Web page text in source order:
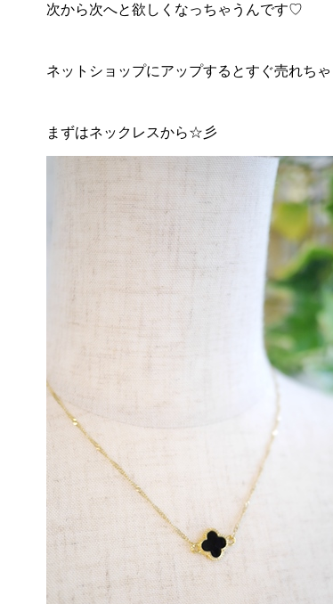
次から次へと欲しくなっちゃうんです♡
ネットショップにアップするとすぐ売れち
まずはネックレスから☆彡